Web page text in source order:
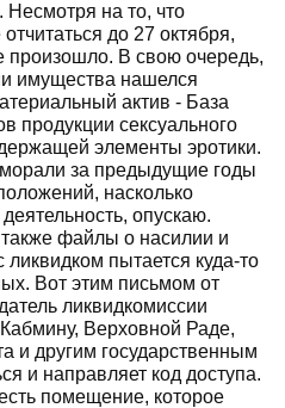
Несмотря на то, что
до 27 октября,
произошло. В свою очередь,
имущества нашелся
актив - База
продукции сексуального
элементы эротики.
за предыдущие годы
насколько
опускаю.
файлы о насилии и
ликвидком пытается куда-то
Вот этим письмом от
ликвидкомиссии
Верховной Раде,
и другим государственным
и направляет код доступа.
помещение, которое